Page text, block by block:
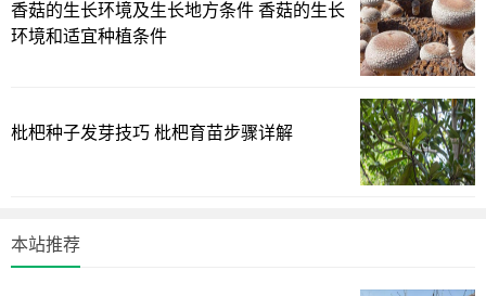
草莓在生长过程中可能会受到病虫害的侵扰，这不仅会影响草莓
的生长，还可能影响其甜度。例如，草莓受到某些病害的侵染
后，可能会产生一些不利于糖分积累的物质，从而降低甜度。因
此，及时防治病虫害也是保证草莓甜度的重要措施。采摘和储存
条件
草莓在采摘和储存过程中，如果条件不当，也可能会导致甜度下
降。例如，草莓在采摘后如果长时间暴露在高温环境中，糖分可
草莓的甜度也受到基因的影响。有些草莓品种可能由于基因的原
香菇的生长环境及生长地方条件 香菇的生长
环境和适宜种植条件
枇杷种子发芽技巧 枇杷育苗步骤详解
本站推荐